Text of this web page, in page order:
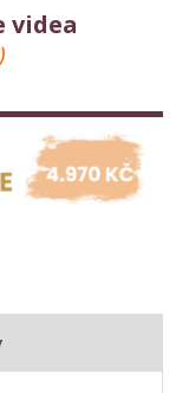
videa